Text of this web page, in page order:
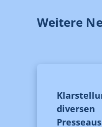
Weitere
diversen